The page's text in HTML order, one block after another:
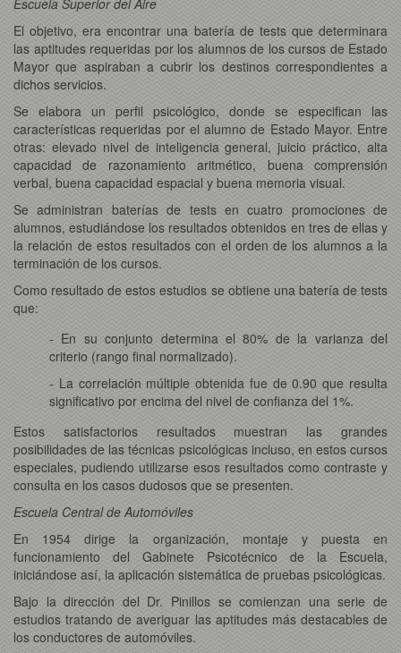
El objetivo, era encontrar una batería de tests que determinara
las aptitudes requeridas por los alumnos de los cursos de Estado
Mayor que aspiraban a cubrir los destinos correspondientes a
dichos servicios.
Se elabora un perfil psicológico, donde se especifican las
características requeridas por el alumno de Estado Mayor. Entre
otras: elevado nivel de inteligencia general, juicio práctico, alta
capacidad de razonamiento aritmético, buena comprensión
verbal, buena capacidad espacial y buena memoria visual.
Se administran baterías de tests en cuatro promociones de
alumnos, estudiándose los resultados obtenidos en tres de ellas y
la relación de estos resultados con el orden de los alumnos a la
terminación de los cursos.
Como resultado de estos estudios se obtiene una batería de tests
que:
- En su conjunto determina el 80% de la varianza del
criterio (rango final normalizado).
- La correlación múltiple obtenida fue de 0.90 que resulta
significativo por encima del nivel de confianza del 1%.
Estos satisfactorios resultados muestran las grandes
posibilidades de las técnicas psicológicas incluso, en estos cursos
especiales, pudiendo utilizarse esos resultados como contraste y
consulta en los casos dudosos que se presenten.
Escuela Central de Automóviles
En 1954 dirige la organización, montaje y puesta en
funcionamiento del Gabinete Psicotécnico de la Escuela,
iniciándose así, la aplicación sistemática de pruebas psicológicas.
Bajo la dirección del Dr. Pinillos se comienzan una serie de
estudios tratando de averiguar las aptitudes más destacables de
los conductores de automóviles.